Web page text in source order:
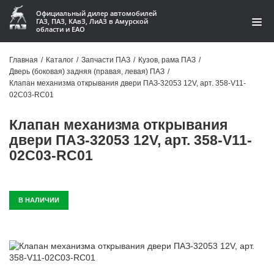
Официальный дилер автомобилей
ГАЗ, ПАЗ, КАвЗ, ЛиАЗ в Амурской
области и ЕАО
Акции
Контакты
Доставка
Гарантии
Автомобили
Главная / Каталог / Запчасти ПАЗ / Кузов, рама ПАЗ /
Дверь (боковая) задняя (правая, левая) ПАЗ /
Клапан механизма открывания двери ПАЗ-32053 12V, арт. 358-V11-
02C03-RC01
Клапан механизма открывания
двери ПАЗ-32053 12V, арт. 358-V11-
02C03-RC01
В НАЛИЧИИ